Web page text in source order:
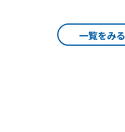
一覧をみる